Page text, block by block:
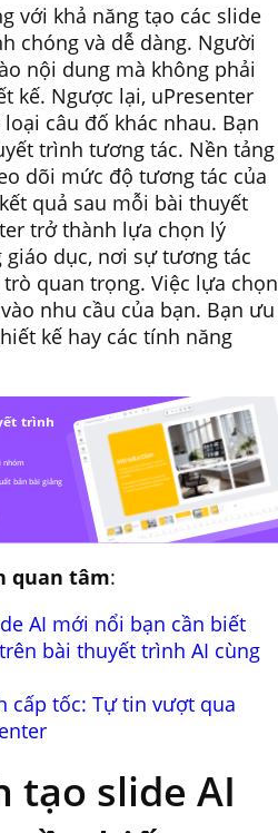
với khả năng tạo các slide
chóng và dễ dàng. Người
nội dung mà không phải
kế. Ngược lại, uPresenter
câu đố khác nhau. Bạn
trình tương tác. Nền tảng
dõi mức độ tương tác của
quả sau mỗi bài thuyết
trở thành lựa chọn lý
dục, nơi sự tương tác
quan trọng. Việc lựa chọn
nhu cầu của bạn. Bạn ưu
kế hay các tính năng
quan tâm:
AI mới nổi bạn cần biết
bài thuyết trình AI cùng
cấp tốc: Tự tin vượt qua
tạo slide AI